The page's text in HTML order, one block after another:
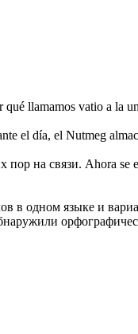
qué llamamos vatio a la
el día, el Nutmeg
пор на связи. Ahora se
в одном языке и